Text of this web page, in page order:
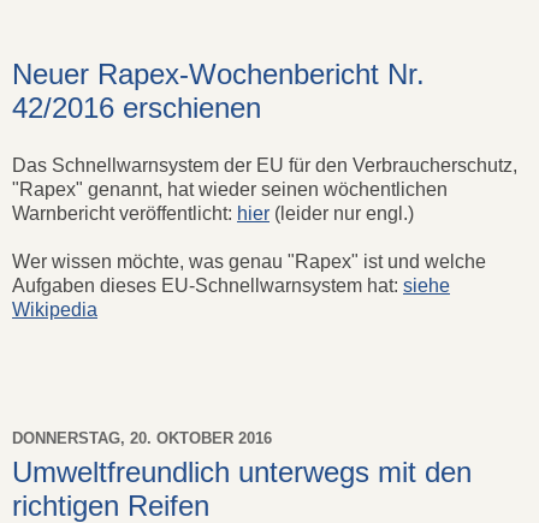
Neuer Rapex-Wochenbericht Nr.
42/2016 erschienen
Das Schnellwarnsystem der EU für den Verbraucherschutz,
"Rapex" genannt, hat wieder seinen wöchentlichen
Warnbericht veröffentlicht: hier (leider nur engl.)
Wer wissen möchte, was genau "Rapex" ist und welche
Aufgaben dieses EU-Schnellwarnsystem hat: siehe
Wikipedia
DONNERSTAG, 20. OKTOBER 2016
Umweltfreundlich unterwegs mit den
richtigen Reifen